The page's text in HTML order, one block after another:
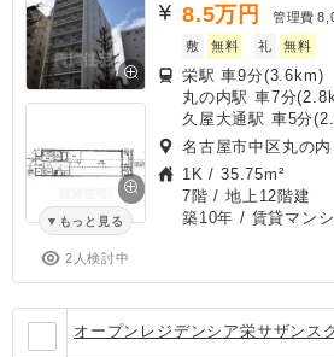
もっと見る
2人検討中
8.5万円 管理費
敷
無料 礼 無料
栄駅 車9分(3.6km)
丸の内駅 車7分
久屋大通駅 車5分
名古屋市中区丸の内
1K /35.75m²
7階 / 地上12階建
築10年 / 賃貸マン
オープンレジデンシア栄サザンス